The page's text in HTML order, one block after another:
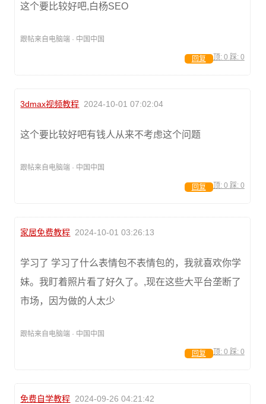
这个要比较好吧,白杨SEO
跟帖来自电脑端 · 中国中国
顶: 0 踩: 0
回复
3dmax视频教程 2024-10-01 07:02:04
这个要比较好吧有钱人从来不考虑这个问题
跟帖来自电脑端 · 中国中国
顶: 0 踩: 0
回复
家居免费教程 2024-10-01 03:26:13
学习了 学习了什么表情包不表情包的，我就喜欢你学
妹。我盯着照片看了好久了。,现在这些大平台垄断了
市场，因为做的人太少
跟帖来自电脑端 · 中国中国
顶: 0 踩: 0
回复
免费自学教程 2024-09-26 04:21:42